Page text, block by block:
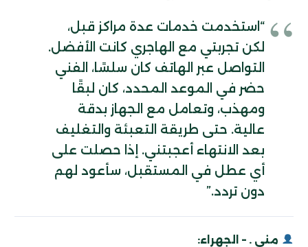
“استخدمت خدمات عدة مراكز قبل،
لكن تجربتي مع الهاجري كانت الأفضل.
التواصل عبر الهاتف كان سلسًا، الفني
حضر في الموعد المحدد، كان لبقًا
ومهذب، وتعامل مع الجهاز بدقة
عالية. حتى طريقة التعبئة والتغليف
بعد الانتهاء أعجبتني. إذا حصلت على
أي عطل في المستقبل، سأعود لهم
دون تردد.”
منى . – الجهراء: